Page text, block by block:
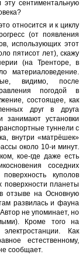
сентиментальную
относится и к циклу
(от появления
использующих этот
пятисот лет), скажу
(на Тренторе, в
материаловедение.
видимо, после
погодой в
состоящее, как
друг в друга
занимают установки
туннели с
внутри «матрёшек»
около 10-и минут.
кое-где даже есть
соседних
куполов
поверхности планеты
отзыве на Основную
развилась и фауна
не упоминает, но
Кроме того на
Как
естественному,
сообщает.